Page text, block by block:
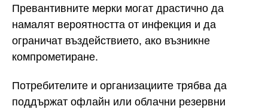
Превантивните мерки могат драстично да
намалят вероятността от инфекция и да
ограничат въздействието, ако възникне
компрометиране.
Потребителите и организациите трябва да
поддържат офлайн или облачни резервни